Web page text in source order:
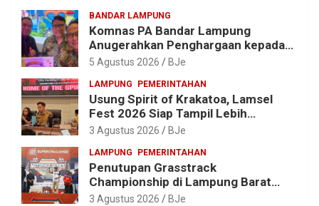
BANDAR LAMPUNG
Komnas PA Bandar Lampung
Anugerahkan Penghargaan kepada
Kombes Pol. Alfret Jacob Tilukay
5 Agustus 2026 BJe
LAMPUNG PEMERINTAHAN
Usung Spirit of Krakatoa, Lamsel
Fest 2026 Siap Tampil Lebih
Spektakuler dengan Empat Event
3 Agustus 2026 BJe
LAMPUNG PEMERINTAHAN
Penutupan Grasstrack
Championship di Lampung Barat
Meriah, Dihadiri Ribuan Penonton; Ini
3 Agustus 2026 BJe